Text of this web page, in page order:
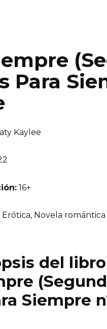
Kaylee
16+
Erótica, Novela romántica
del
Siempre